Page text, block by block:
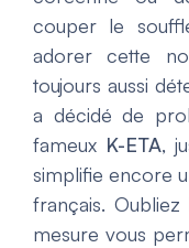
couper le
adorer cette
toujours aussi
a décidé de
fameux K-ETA,
simplifie encore
français.
mesure vous